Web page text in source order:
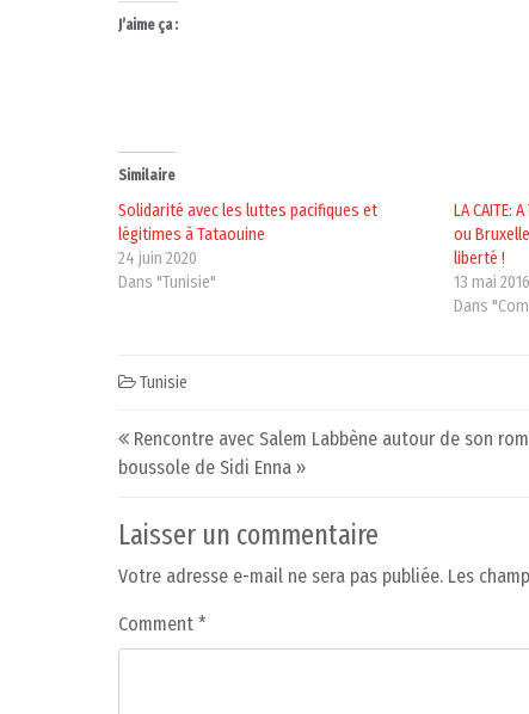
J’aime ça :
Similaire
Solidarité avec les luttes pacifiques et
légitimes à Tataouine
24 juin 2020
Dans "Tunisie"
LA CAITE:
ou
liberté !
13 mai 2016
Dans
Tunisie
Post navigation
Rencontre avec Salem Labbène autour de son
boussole de Sidi Enna »
Laisser un commentaire
Votre adresse e-mail ne sera pas publiée. Les
Comment *